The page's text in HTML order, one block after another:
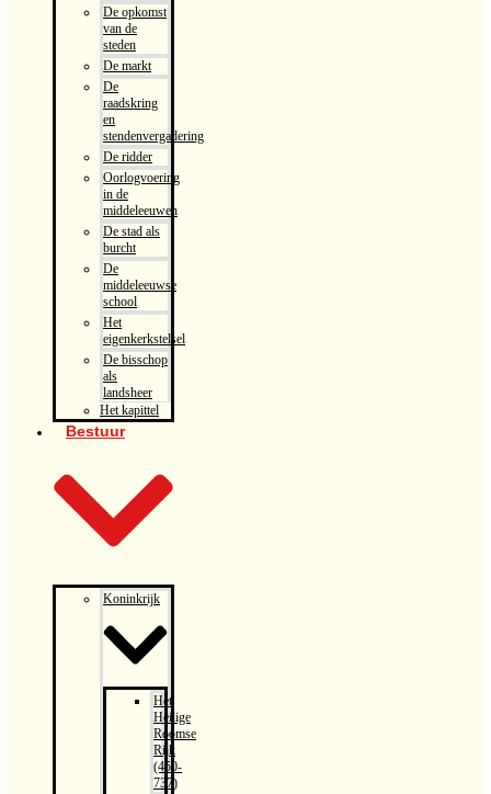
De opkomst
van de
steden
De markt
De
raadskring
en
stendenvergadering
De ridder
Oorlogvoering
in de
middeleeuwen
De stad als
burcht
De
middeleeuwse
school
Het
eigenkerkstelsel
De bisschop
als
landsheer
Het kapittel
Bestuur
Koninkrijk
Het
Heilige
Roomse
Rijk
(450-
737)